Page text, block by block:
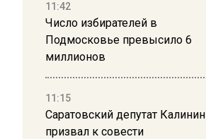
11:42
Число избирателей в
Подмосковье превысило 6
миллионов
11:15
Саратовский депутат Калинин
призвал к совести